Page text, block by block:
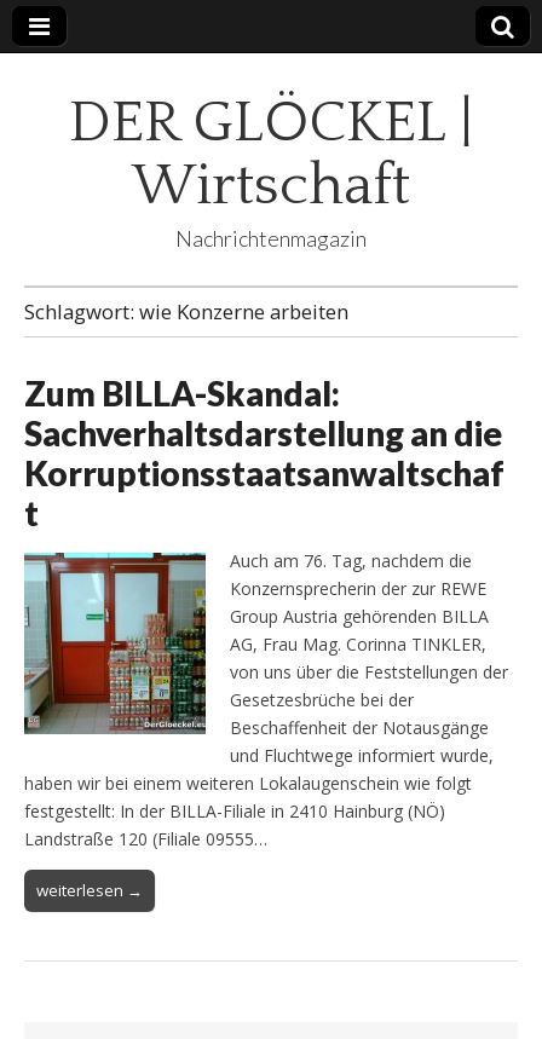
DER GLÖCKEL |
Wirtschaft
Nachrichtenmagazin
Schlagwort: wie Konzerne arbeiten
Zum BILLA-Skandal:
Sachverhaltsdarstellung an die
Korruptionsstaatsanwaltschaf
t
Auch am 76. Tag, nachdem die
Konzernsprecherin der zur REWE
Group Austria gehörenden BILLA
AG, Frau Mag. Corinna TINKLER,
von uns über die Feststellungen der
Gesetzesbrüche bei der
Beschaffenheit der Notausgänge
und Fluchtwege informiert wurde,
haben wir bei einem weiteren Lokalaugenschein wie folgt
festgestellt: In der BILLA-Filiale in 2410 Hainburg (NÖ)
Landstraße 120 (Filiale 09555…
weiterlesen →